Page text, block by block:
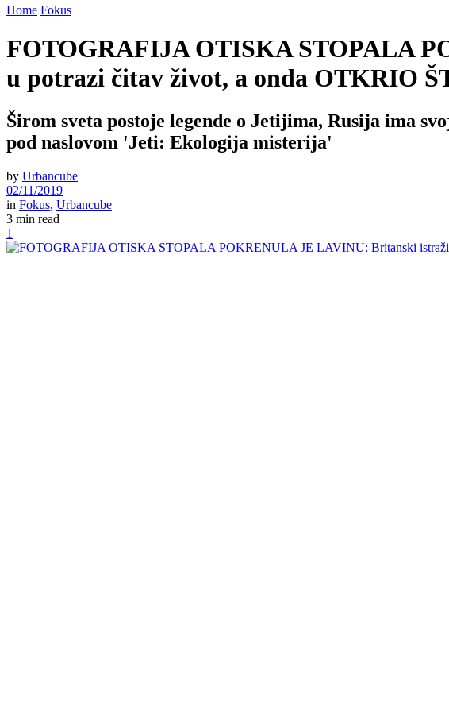
Home Fokus
FOTOGRAFIJA OTISKA STOPALA
u potrazi čitav život, a onda OTKRIO
Širom sveta postoje legende o Jetijima, Rusija ima
pod naslovom 'Jeti: Ekologija misterija'
by Urbancube
02/11/2019
in Fokus, Urbancube
3 min read
1